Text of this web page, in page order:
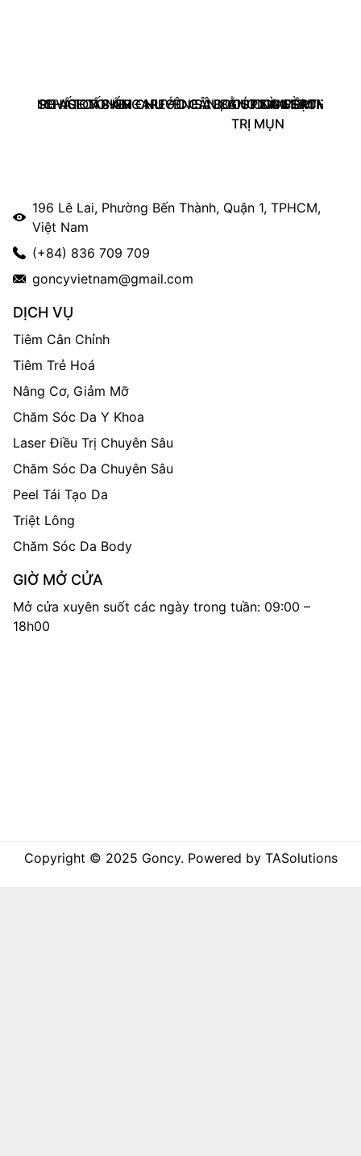
TINH CHẤT CẤP ẨM CHUYÊN SÂU, GIÚP DA MỀM MỊN,
AGE TONER – NƯỚC CÂN BẰNG LÀM SẠCH DA,
TRỊ MỤN
REVISION SKINCARE - D.E.J BOOSTING SERUM
COMFORT ZONE
196 Lê Lai, Phường Bến Thành, Quận 1, TPHCM,
Việt Nam
(+84) 836 709 709
goncyvietnam@gmail.com
DỊCH VỤ
Tiêm Cân Chỉnh
Tiêm Trẻ Hoá
Nâng Cơ, Giảm Mỡ
Chăm Sóc Da Y Khoa
Laser Điều Trị Chuyên Sâu
Chăm Sóc Da Chuyên Sâu
Peel Tái Tạo Da
Triệt Lông
Chăm Sóc Da Body
GIỜ MỞ CỬA
Mở cửa xuyên suốt các ngày trong tuần: 09:00 –
18h00
Copyright © 2025 Goncy. Powered by TASolutions